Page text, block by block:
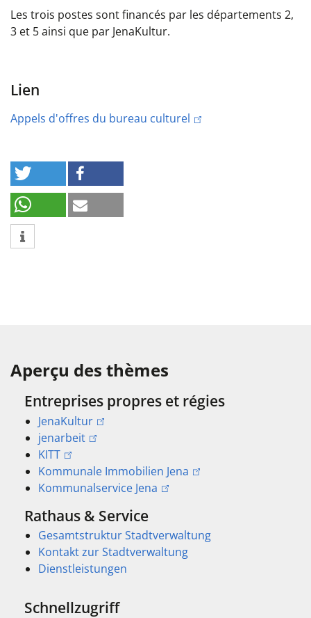
Les trois postes sont financés par les départements 2,
3 et 5 ainsi que par JenaKultur.
Lien
Appels d'offres du bureau culturel
Aperçu des thèmes
Entreprises propres et régies
JenaKultur
jenarbeit
KITT
Kommunale Immobilien Jena
Kommunalservice Jena
Rathaus & Service
Gesamtstruktur Stadtverwaltung
Kontakt zur Stadtverwaltung
Dienstleistungen
Schnellzugriff